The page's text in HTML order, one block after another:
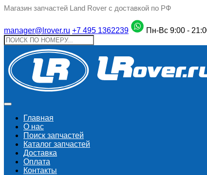
Магазин запчастей Land Rover с доставкой по РФ
manager@lrover.ru +7 495 1362239 Пн-Вс 9:00 -
Главная
О нас
Поиск запчастeй
Каталог запчастей
Доставка
Оплата
Контакты